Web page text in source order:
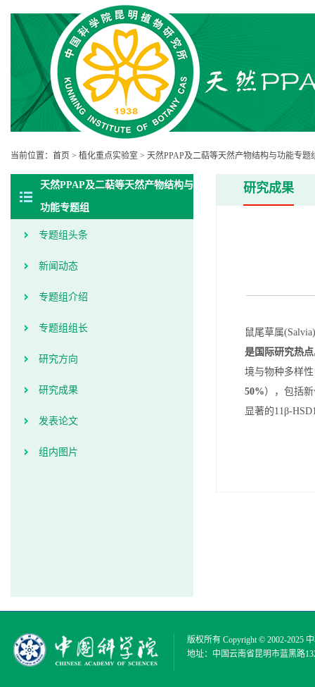
当前位置： 首页 > 植化重点实验室 > 天然PPAP及二萜等天然产物结构与功能专题
天然PPAP及二萜等天然产物结构与
功能专题组
专题组头条
新闻动态
专题组介绍
专题组组长
研究方向
研究成果
发表论文
组内图片
研究成果
鼠尾草属
是国际研究热点
境与物种多样
50%），包括
显著的11β-
版权所有 Copyright © 2002-2025
地址：中国云南省昆明市蓝黑路